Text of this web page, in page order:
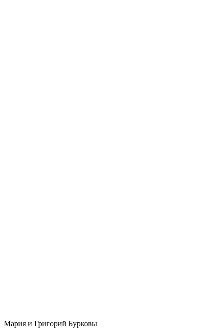
Мария и Григорий Бурковы